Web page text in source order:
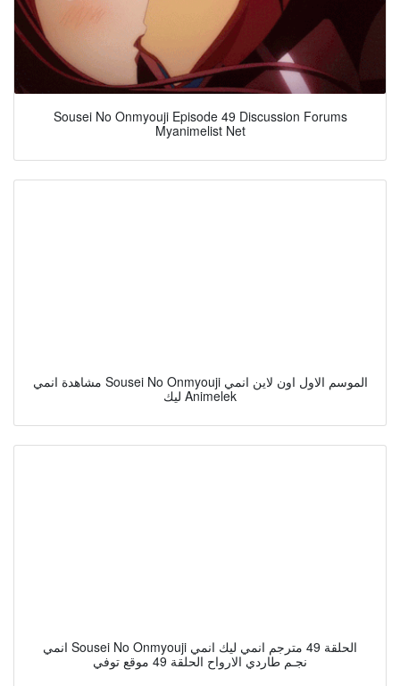
Sousei No Onmyouji Episode 49 Discussion Forums
Myanimelist Net
مشاهدة انمي Sousei No Onmyouji الموسم الاول اون لاين انمي
ليك Animelek
انمي Sousei No Onmyouji الحلقة 49 مترجم انمي ليك انمي
نجـم طاردي الارواح الحلقة 49 موقع توفي